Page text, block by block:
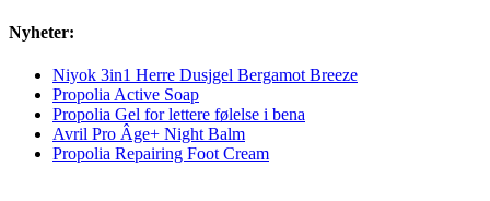
Nyheter:
Niyok 3in1 Herre Dusjgel Bergamot Breeze
Propolia Active Soap
Propolia Gel for lettere følelse i bena
Avril Pro Âge+ Night Balm
Propolia Repairing Foot Cream